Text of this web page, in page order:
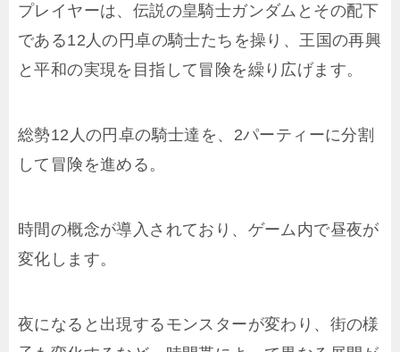
プレイヤーは、伝説の皇騎士ガンダムとその配下
である12人の円卓の騎士たちを操り、王国の再興
と平和の実現を目指して冒険を繰り広げます。
総勢12人の円卓の騎士達を、2パーティーに分割
して冒険を進める。
時間の概念が導入されており、ゲーム内で昼夜が
変化します。
夜になると出現するモンスターが変わり、街の様